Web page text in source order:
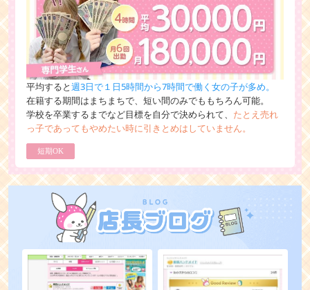
平均すると週3日で１日5時間から7時間で働く女の子が多め。
在籍する期間はまちまちで、短い間のみでももちろん可能。
学校を卒業するまでなど目標を自分で決められて、 たとえ売れ
っ子であってもやめたい時に引きとめはしていません。
短期OK